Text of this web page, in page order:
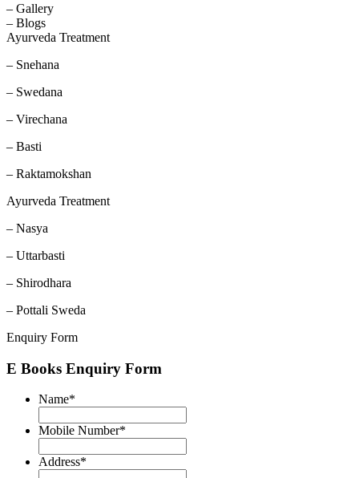
– Gallery
– Blogs
Ayurveda Treatment
– Snehana
– Swedana
– Virechana
– Basti
– Raktamokshan
Ayurveda Treatment
– Nasya
– Uttarbasti
– Shirodhara
– Pottali Sweda
Enquiry Form
E Books Enquiry Form
Name*
Mobile Number*
Address*